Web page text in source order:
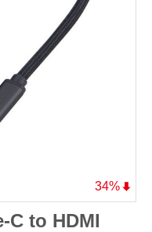
34%
C to HDMI